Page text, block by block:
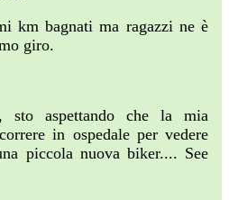
km bagnati ma ragazzi ne è
giro.
sto aspettando che la mia
in ospedale per vedere
piccola nuova biker.... See